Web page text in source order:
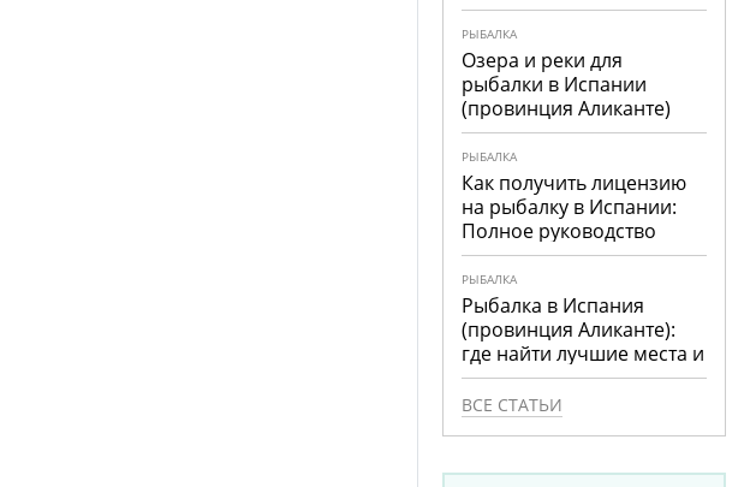
РЫБАЛКА
Озера и реки для
рыбалки в Испании
(провинция Аликанте)
РЫБАЛКА
Как получить лицензию
на рыбалку в Испании:
Полное руководство
РЫБАЛКА
Рыбалка в Испания
(провинция Аликанте):
где найти лучшие места и
что ловить
ВСЕ СТАТЬИ